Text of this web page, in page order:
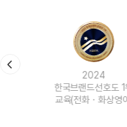
2024
한국브랜드선호도 1위
교육(전화ㆍ화상영어)